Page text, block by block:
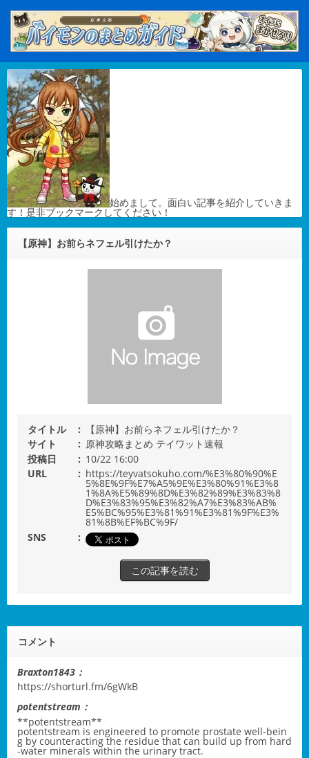
始めまして。面白い記事を紹介していきま
す！是非ブックマークしてください！
【原神】お前らネフェル引けたか？
タイトル
【原神】お前らネフェル引けたか？
サイト
原神攻略まとめ テイワット速報
投稿日
10/22 16:00
URL
https://teyvatsokuho.com/%E3%80%90%E
5%8E%9F%E7%A5%9E%E3%80%91%E3%8
1%8A%E5%89%8D%E3%82%89%E3%83%8
D%E3%83%95%E3%82%A7%E3%83%AB%
E5%BC%95%E3%81%91%E3%81%9F%E3%
81%8B%EF%BC%9F/
SNS
この記事を読む
コメント
Braxton1843：
https://shorturl.fm/6gWkB
potentstream：
** potentstream**
potentstream is engineered to promote prostate well-bein
g by counteracting the residue that can build up from hard
-water minerals within the urinary tract.